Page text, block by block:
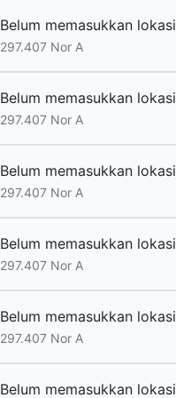
Belum memasukkan lokasi
297.407 Nor A
Belum memasukkan lokasi
297.407 Nor A
Belum memasukkan lokasi
297.407 Nor A
Belum memasukkan lokasi
297.407 Nor A
Belum memasukkan lokasi
297.407 Nor A
Belum memasukkan lokasi